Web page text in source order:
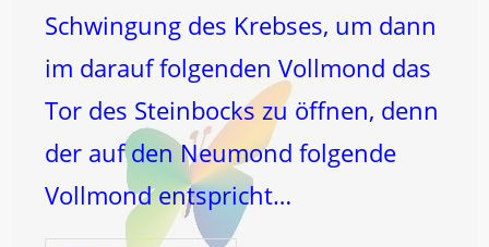
Schwingung des Krebses, um dann
im darauf folgenden Vollmond das
Tor des Steinbocks zu öffnen, denn
der auf den Neumond folgende
Vollmond entspricht…